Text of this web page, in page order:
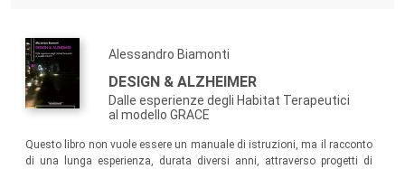
Alessandro Biamonti
DESIGN & ALZHEIMER
Dalle esperienze degli Habitat Terapeutici
al modello GRACE
Questo libro non vuole essere un manuale di istruzioni, ma il racconto
di una lunga esperienza, durata diversi anni, attraverso progetti di